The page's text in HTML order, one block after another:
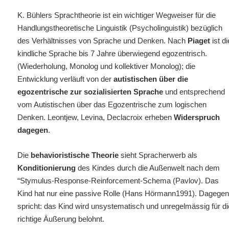
K. Bühlers Sprachtheorie ist ein wichtiger Wegweiser für die
Handlungstheoretische Linguistik (Psycholinguistik) bezüglich
des Verhältnisses von Sprache und Denken. Nach Piaget ist
kindliche Sprache bis 7 Jahre überwiegend egozentrisch.
(Wiederholung, Monolog und kollektiver Monolog); die
Entwicklung verläuft von derautistischen über die
egozentrische zur sozialisierten Sprache und entsprechend
vom Autistischen über das Egozentrische zum logischen
Denken. Leontjew, Levina, Declacroix erhebenWiderspruch
dagegen.
Die behavioristische Theorie sieht Spracherwerb als
Konditionierung des Kindes durch die Außenwelt nach dem
“Stymulus-Response-Reinforcement-Schema (Pavlov). Das
Kind hat nur eine passive Rolle (Hans Hörmann1991). Dagegen
spricht: das Kind wird unsystematisch und unregelmässig für
richtige Äußerung belohnt.